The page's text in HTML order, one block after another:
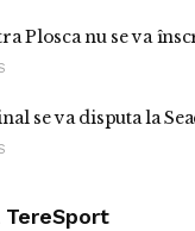
Plosca nu se va
se va disputa la
TereSport